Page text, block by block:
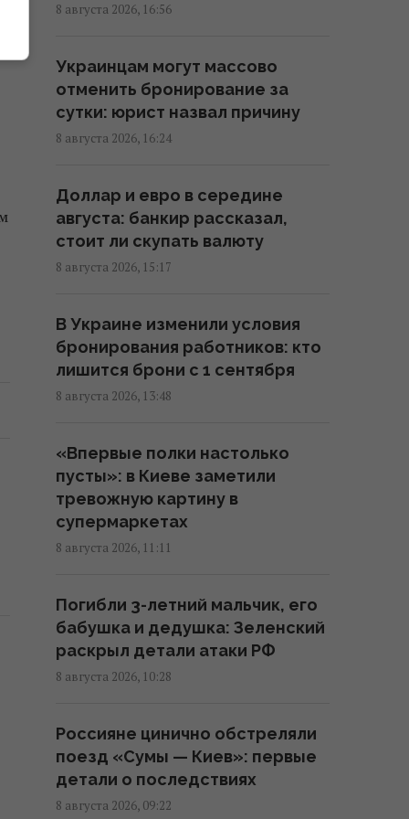
природу Украины, – Forbes
14:41 суббота, 08 августа 2026
завершения войны в Украине
14:32 суббота, 08 августа 2026
известно
12:17 суббота, 08 августа 2026
танкеры с нефтью в Черном
море, - Bloomberg
11:24 суббота, 08 августа 2026
украинских дронов
10:55 суббота, 08 августа 2026
силы раскрыли детали ночной
атаки РФ
09:26 суббота, 08 августа 2026
8 августа 2026, 16:56
Украинцам могут массово
отменить бронирование за
сутки: юрист назвал причину
8 августа 2026, 16:24
Доллар и евро в середине
августа: банкир рассказал,
стоит ли скупать валюту
8 августа 2026, 15:17
В Украине изменили условия
бронирования работников: кто
лишится брони с 1 сентября
8 августа 2026, 13:48
«Впервые полки настолько
пусты»: в Киеве заметили
тревожную картину в
супермаркетах
8 августа 2026, 11:11
Погибли 3-летний мальчик, его
бабушка и дедушка: Зеленский
раскрыл детали атаки РФ
8 августа 2026, 10:28
Россияне цинично обстреляли
поезд «Сумы — Киев»: первые
детали о последствиях
8 августа 2026, 09:22